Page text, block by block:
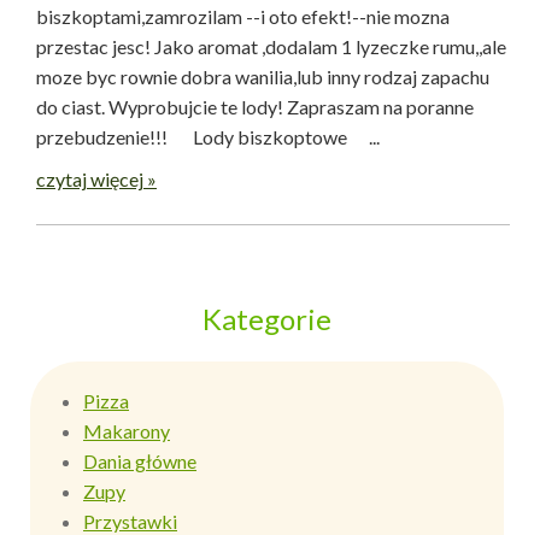
biszkoptami,zamrozilam --i oto efekt!--nie mozna
przestac jesc! Jako aromat ,dodalam 1 lyzeczke rumu,,ale
moze byc rownie dobra wanilia,lub inny rodzaj zapachu
do ciast. Wyprobujcie te lody! Zapraszam na poranne
przebudzenie!!! Lody biszkoptowe ...
czytaj więcej »
Kategorie
Pizza
Makarony
Dania główne
Zupy
Przystawki